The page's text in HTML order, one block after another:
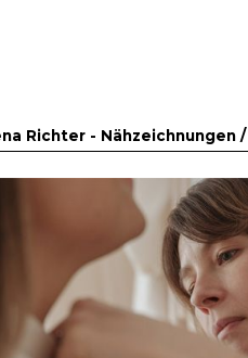
Richter - Nähzeichnungen /